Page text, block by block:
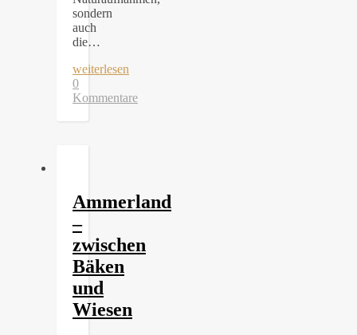
sondern
auch
die…
weiterlesen
0
Kommentare
Ammerland
–
zwischen
Bäken
und
Wiesen